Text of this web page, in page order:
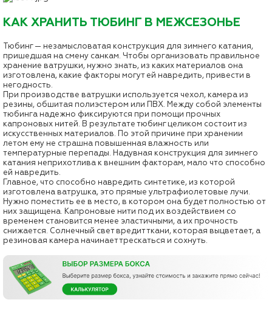
КАК ХРАНИТЬ ТЮБИНГ В МЕЖСЕЗОНЬЕ
Тюбинг — незамысловатая конструкция для зимнего катания,
пришедшая на смену санкам. Чтобы организовать правильное
хранение ватрушки, нужно знать, из каких материалов она
изготовлена, какие факторы могут ей навредить, привести в
негодность.
При производстве ватрушки используется чехол, камера из
резины, обшитая полиэстером или ПВХ. Между собой элементы
тюбинга надежно фиксируются при помощи прочных
капроновых нитей. В результате тюбинг целиком состоит из
искусственных материалов. По этой причине при хранении
летом ему не страшна повышенная влажность или
температурные перепады. Надувная конструкция для зимнего
катания неприхотлива к внешним факторам, мало что способно
ей навредить.
Главное, что способно навредить синтетике, из которой
изготовлена ватрушка, это прямые ультрафиолетовые лучи.
Нужно поместить ее в место, в котором она будет полностью от
них защищена. Капроновые нити под их воздействием со
временем становится менее эластичными, а их прочность
снижается. Солнечный свет вредит ткани, которая выцветает, а
резиновая камера начинает трескаться и сохнуть.